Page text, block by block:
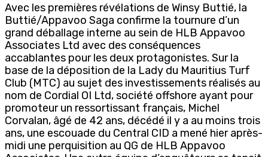
Avec les premières révélations de Winsy Buttié, la
Buttié/Appavoo Saga confirme la tournure d’un
grand déballage interne au sein de HLB Appavoo
Associates Ltd avec des conséquences
accablantes pour les deux protagonistes. Sur la
base de la déposition de la Lady du Mauritius Turf
Club (MTC) au sujet des investissements réalisés au
nom de Cordial OI Ltd, société offshore ayant pour
promoteur un ressortissant français, Michel
Corvalan, âgé de 42 ans, décédé il y a au moins trois
ans, une escouade du Central CID a mené hier après-
midi une perquisition au QG de HLB Appavoo